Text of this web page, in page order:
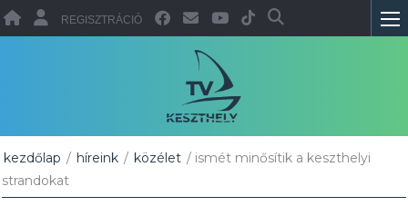
REGISZTRÁCIÓ
kezdőlap / híreink / közélet / ismét minősítik a keszthelyi
strandokat